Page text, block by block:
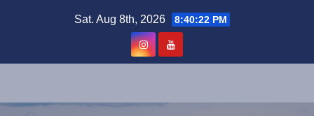
Sat. Aug 8th, 2026 8:40:23 PM